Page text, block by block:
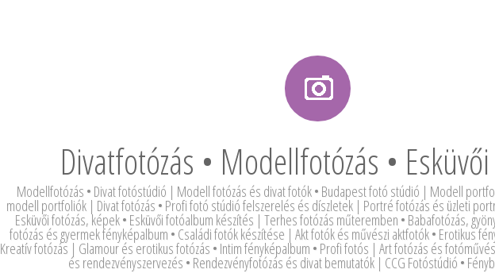
Divatfotózás • Modellfotózás •
Modellfotózás • Divat fotóstúdió | Modell fotózás és divat fotók • Budapest fotó stúdió | Modell
modell portfoliók | Divat fotózás • Profi fotó stúdió felszerelés és díszletek | Portré fotózás és üzleti
Esküvői fotózás, képek • Esküvői fotóalbum készítés | Terhes fotózás műteremben • Babafotózás,
fotózás és gyermek fényképalbum • Családi fotók készítése | Akt fotók és művészi aktfotók • Erotikus
Kreatív fotózás | Glamour és erotikus fotózás • Intim fényképalbum • Profi fotós | Art fotózás és
és rendezvényszervezés • Rendezvényfotózás és divat bemutatók | CCG Fotóstúdió •